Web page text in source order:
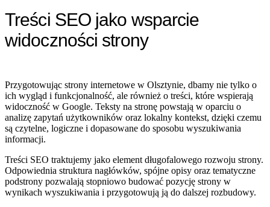
Treści SEO jako wsparcie
widoczności strony
Przygotowując strony internetowe w Olsztynie, dbamy nie tylko o
ich wygląd i funkcjonalność, ale również o treści, które wspierają
widoczność w Google. Teksty na stronę powstają w oparciu o
analizę zapytań użytkowników oraz lokalny kontekst, dzięki czemu
są czytelne, logiczne i dopasowane do sposobu wyszukiwania
informacji.
Treści SEO traktujemy jako element długofalowego rozwoju strony.
Odpowiednia struktura nagłówków, spójne opisy oraz tematyczne
podstrony pozwalają stopniowo budować pozycję strony w
wynikach wyszukiwania i przygotowują ją do dalszej rozbudowy.